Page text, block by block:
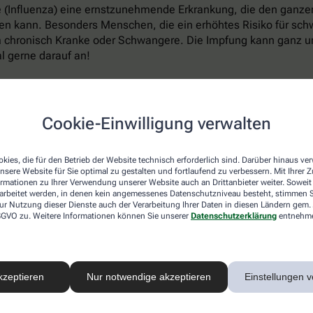
Cookie-Einwilligung verwalten
die für den Betrieb der Website technisch erforderlich sind. Darüber hinaus
Website für Sie optimal zu gestalten und fortlaufend zu verbessern. Mit Ihrer
zu Ihrer Verwendung unserer Website auch an Drittanbieter weiter. Soweit
werden, in denen kein angemessenes Datenschutzniveau besteht, stimmen
Nutzung dieser Dienste auch der Verarbeitung Ihrer Daten in diesen Ländern
zu. Weitere Informationen können Sie unserer Datenschutzerklärung
Nur notwendige akzeptieren Einstellungen
eine ernstzunehmende Erkrankung, die den
kann. Besonders Menschen, die ein erhöhtes Risiko für
Kranke oder Schwangere. Die Impfung kann ganz
gerne darauf an!
Erkältungserreger in den Körper eindringen, ist im
Infektionen macht. Forscher der renommierten Harvard
unser Abwehrsystem schwächt und Atemwegserkrankungen
von Viren oder Krankheitserregern normalerweise
Vesikel (EV). Die kleinen Bläschen enthalten unter
besetzt, an die Viren und Bakterien andocken, anstatt sich
deutlich weniger solcher EVs aus als bei wärmeren
Schwankungen bei Infektionen der oberen Atemwege
– es verringert nicht nur den Kontakt mit